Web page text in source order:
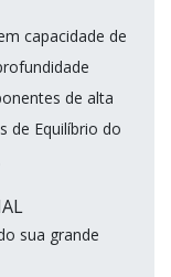
capacidade de
de alta
de Equilíbrio do
sua grande